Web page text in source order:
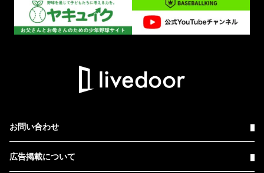
お問い合わせ
広告掲載について